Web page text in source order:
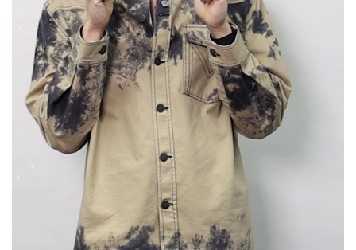
07-08-2569
Her in Frame เธอในภาพนั้น